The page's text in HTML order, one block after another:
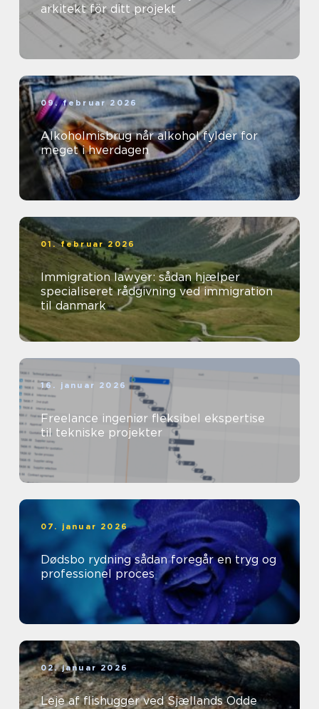
arkitekt för ditt projekt
09. februar 2026
Alkoholmisbrug når alkohol fylder for
meget i hverdagen
01. februar 2026
Immigration lawyer: sådan hjælper
specialiseret rådgivning ved immigration
til danmark
16. januar 2026
Freelance ingeniør fleksibel ekspertise
til tekniske projekter
07. januar 2026
Dødsbo rydning sådan foregår en tryg og
professionel proces
02. januar 2026
Leje af flishugger ved Sjællands Odde